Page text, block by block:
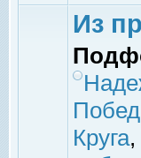
Из
Круга,